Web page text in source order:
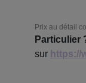
Prix au détail
Particulier
sur https://